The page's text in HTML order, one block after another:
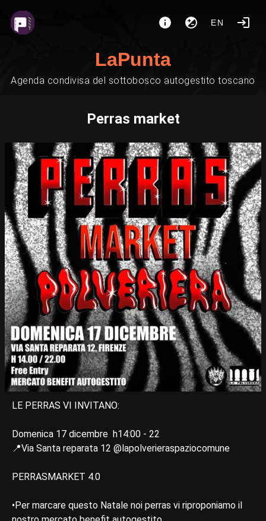
EN
LaPunta
Agenda condivisa del sottobosco autogestito toscano
Perras market
LE PERRAS VI INVITANO:
Domenica 17 dicembre h14:00 - 22
📍Via Santa reparata 12 @lapolverieraspaziocomune
PERRASMARKET 4.0
•Per marcare questo Natale noi perras vi riproponiamo il